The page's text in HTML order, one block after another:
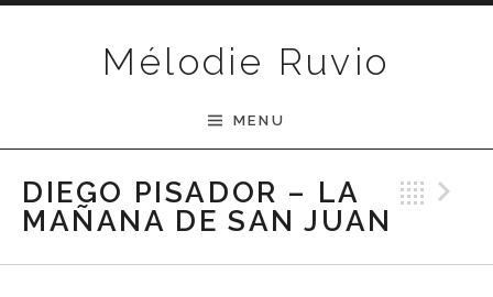
Mélodie Ruvio
MENU
DIEGO PISADOR – LA
MAÑANA DE SAN JUAN